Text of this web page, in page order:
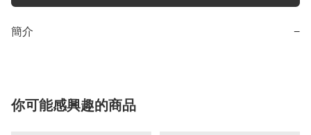
簡介 −
你可能感興趣的商品